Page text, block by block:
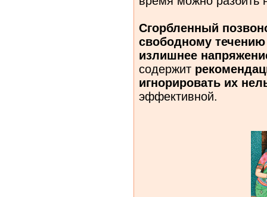
Сгорбленный
свободному течению
излишнее
содержит
игнорировать их
эффективной.